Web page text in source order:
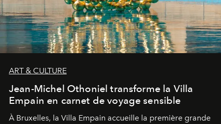
ART & CULTURE
Jean-Michel Othoniel transforme la Villa
Empain en carnet de voyage sensible
À Bruxelles, la Villa Empain accueille la première grande